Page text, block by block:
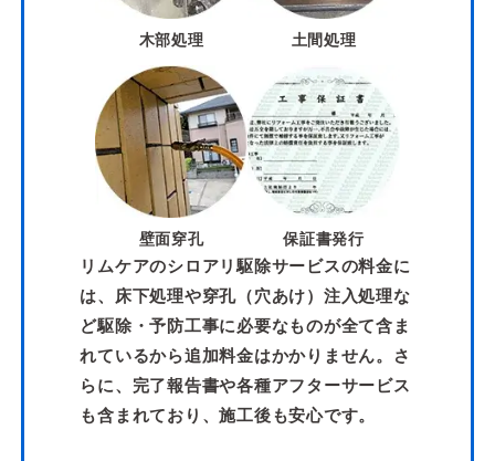
木部処理 土間処理
壁面穿孔 保証書発行
リムケアのシロアリ駆除サービスの料金に
は、床下処理や穿孔（穴あけ）注入処理な
ど駆除・予防工事に必要なものが全て含ま
れているから追加料金はかかりません。さ
らに、完了報告書や各種アフターサービス
も含まれており、施工後も安心です。